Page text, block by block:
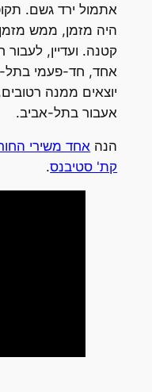
אתמול ירד גשם.
היה מזמן, ממש
קטנה. ועדיין,
אחד, חד-פעמי בתל-
יוצאים ממנה
אעבור בתל-אביב.
הנה אחד משירי
קת' סטיבנס.